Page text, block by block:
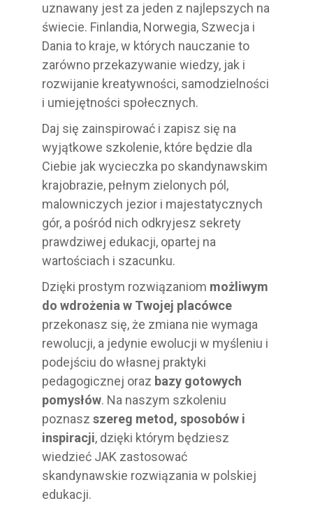
uznawany jest za jeden z najlepszych na
świecie. Finlandia, Norwegia, Szwecja i
Dania to kraje, w których nauczanie to
zarówno przekazywanie wiedzy, jak i
rozwijanie kreatywności, samodzielności
i umiejętności społecznych.
Daj się zainspirować i zapisz się na
wyjątkowe szkolenie, które będzie dla
Ciebie jak wycieczka po skandynawskim
krajobrazie, pełnym zielonych pól,
malowniczych jezior i majestatycznych
gór, a pośród nich odkryjesz sekrety
prawdziwej edukacji, opartej na
wartościach i szacunku.
Dzięki prostym rozwiązaniom możliwym
do wdrożenia w Twojej placówce
przekonasz się, że zmiana nie wymaga
rewolucji, a jedynie ewolucji w myśleniu i
podejściu do własnej praktyki
pedagogicznej oraz bazy gotowych
pomysłów. Na naszym szkoleniu
poznasz szereg metod, sposobów i
inspiracji, dzięki którym będziesz
wiedzieć JAK zastosować
skandynawskie rozwiązania w polskiej
edukacji.